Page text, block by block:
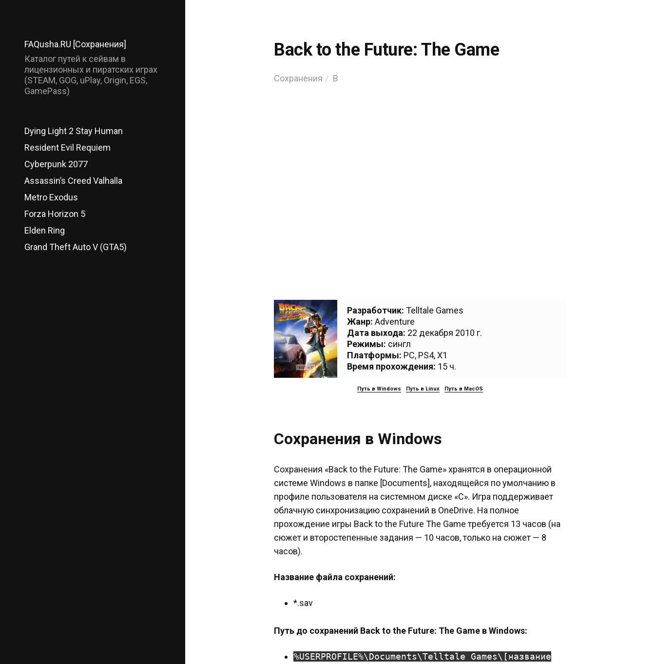
FAQusha.RU [Сохранения]
Каталог путей к сейвам в
лицензионных и пиратских играх
(STEAM, GOG, uPlay, Origin, EGS,
GamePass)
Dying Light 2 Stay Human
Resident Evil Requiem
Cyberpunk 2077
Assassin’s Creed Valhalla
Metro Exodus
Forza Horizon 5
Elden Ring
Grand Theft Auto V (GTA5)
Back to the Future: The Game
Сохранения B
Разработчик: Telltale Games
Жанр: Adventure
Дата выхода: 22 декабря 2010 г.
Режимы: сингл
Платформы: PC, PS4,X1
Время прохождения: 15 ч.
Путь в Windows Путь в Linux Путь в MacOS
Сохранения в Windows
Сохранения «Back to the Future: The Game» хранятся в операционной
системе Windows в папке [Documents], находящейся по умолчанию в
профиле пользователя на системном диске «C». Игра поддерживает
облачную синхронизацию сохранений в OneDrive. На полное
прохождение игры Back to the Future The Game требуется 13 часов (на
сюжет и второстепенные задания — 10 часов, только на сюжет — 8
часов).
Название файла сохранений:
*.sav
Путь до сохранений Back to the Future: The Game в Windows:
%USERPROFILE%\Documents\Telltale Games\[название